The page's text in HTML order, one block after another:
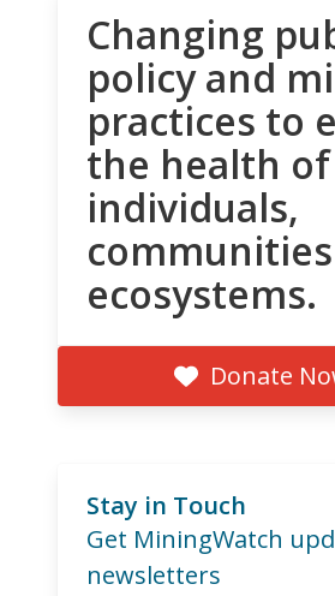
Changing
policy and
practices to
the health of
individuals,
ecosystems.
Donate
Stay in Touch
Get MiningWatch
newsletters